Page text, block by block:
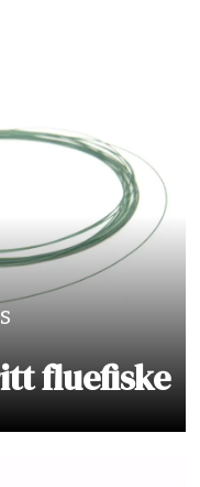
fluefiske